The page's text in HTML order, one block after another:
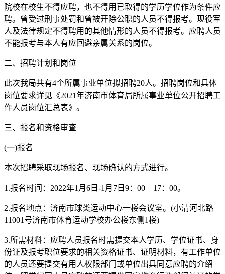
院校在校生不得应聘，也不得用已取得的学历学位作为条件应
聘。曾受过刑事处罚和曾被开除公职的人员不得报考。现役军
人及法律规定不得聘用的其他情形的人员不得报考。应聘人员
不能报考与本人有应回避亲属关系的岗位。
二、招聘计划和岗位
此次我局共有4个所属事业单位拟招聘20人。招聘岗位和具体
岗位要求详见《2021年济南市体育局所属事业单位公开招聘工
作人员岗位汇总表》。
三、报名和资格审查
(一)报名
本次招聘采取现场报名、现场确认的方式进行。
1.报名时间：2022年1月6日-1月7日9：00—17：00。
2.报名地点：济南市球类运动中心一楼会议室。(小清河北路
11001号济南市体育运动学校办公楼东侧1楼)
3.所需材料：应聘人员报名时需提交本人学历、学位证书、身
份证及报考职位要求的相关资格证书、证明材料，有工作单位
的人员还要提交有用人权限部门或单位出具同意应聘的介绍